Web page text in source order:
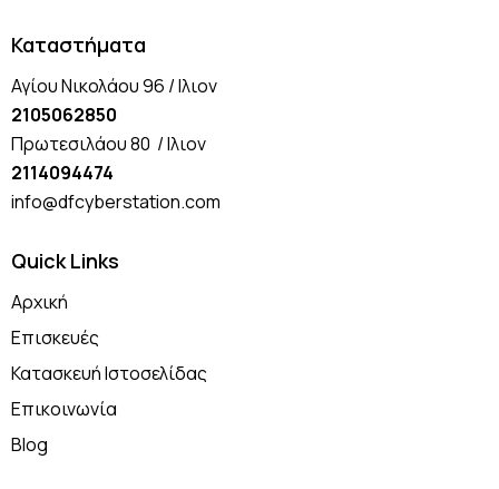
Καταστήματα
Αγίου Νικολάου 96 / Ιλιον
2105062850
Πρωτεσιλάου 80 / Ιλιον
2114094474
info@dfcyberstation.com
Quick Links
Αρχική
Επισκευές
Κατασκευή Ιστοσελίδας
Επικοινωνία
Blog